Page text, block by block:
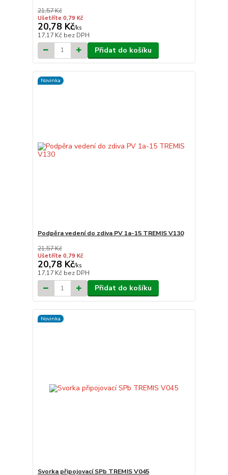
21,57 Kč
Ušetříte 0,79 Kč
20,78 Kč/ks
17,17 Kč bez DPH
Přidat do košíku
Novinka
Podpěra vedení do zdiva PV 1a-15 TREMIS V130
21,57 Kč
Ušetříte 0,79 Kč
20,78 Kč/ks
17,17 Kč bez DPH
Přidat do košíku
Novinka
Svorka připojovací SPb TREMIS V045